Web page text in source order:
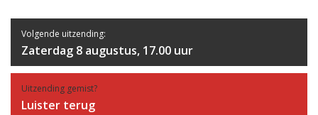
Volgende uitzending:
Zaterdag 8 augustus, 17.00 uur
Uitzending gemist?
Luister terug